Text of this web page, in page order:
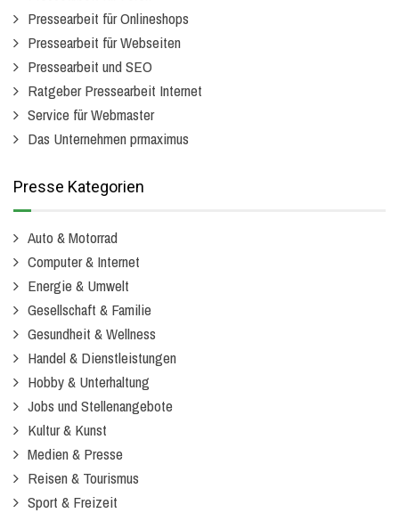
Pressearbeit für Onlineshops
Pressearbeit für Webseiten
Pressearbeit und SEO
Ratgeber Pressearbeit Internet
Service für Webmaster
Das Unternehmen prmaximus
Presse Kategorien
Auto & Motorrad
Computer & Internet
Energie & Umwelt
Gesellschaft & Familie
Gesundheit & Wellness
Handel & Dienstleistungen
Hobby & Unterhaltung
Jobs und Stellenangebote
Kultur & Kunst
Medien & Presse
Reisen & Tourismus
Sport & Freizeit